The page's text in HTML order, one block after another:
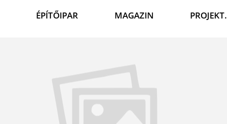
ÉPÍTŐIPAR MAGAZIN PROJEKT.